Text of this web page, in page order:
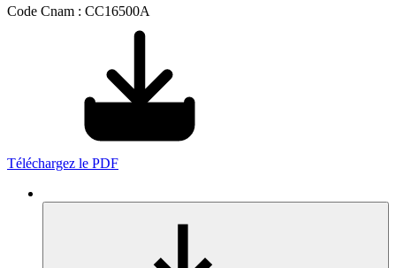
Code Cnam : CC16500A
Téléchargez le PDF